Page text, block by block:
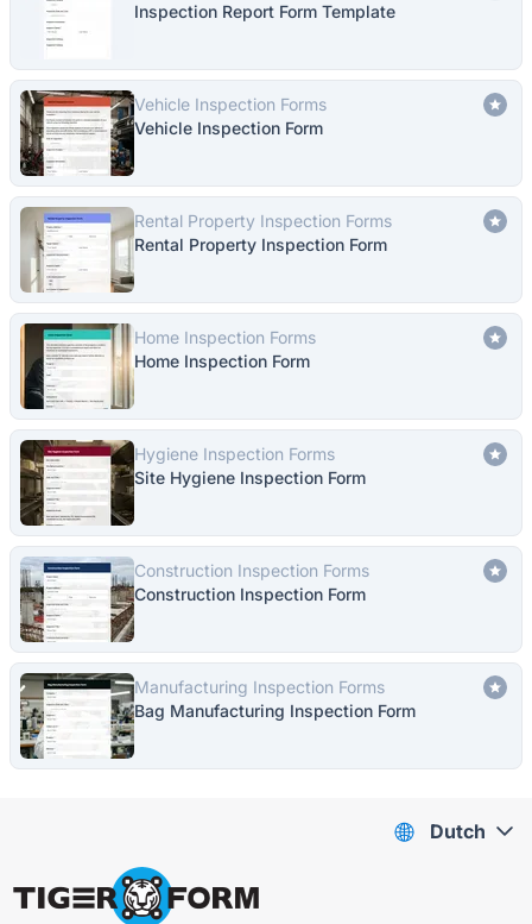
Inspection Report Form Template
Vehicle Inspection Forms
Vehicle Inspection Form
Rental Property Inspection Forms
Rental Property Inspection Form
Home Inspection Forms
Home Inspection Form
Hygiene Inspection Forms
Site Hygiene Inspection Form
Construction Inspection Forms
Construction Inspection Form
Manufacturing Inspection Forms
Bag Manufacturing Inspection Form
Dutch